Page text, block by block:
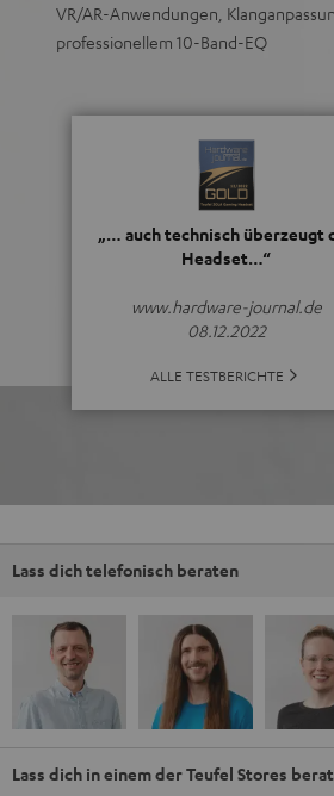
VR/AR-Anwendungen,
professionellem 10-Band-EQ
„… auch technisch überzeugt
Headset…“
www.hardware-journal.de
08.12.2022
ALLE TESTBERICHTE
Lass dich telefonisch beraten
Lass dich in einem der Teufel Stores